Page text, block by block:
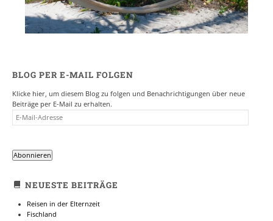
BLOG PER E-MAIL FOLGEN
Klicke hier, um diesem Blog zu folgen und Benachrichtigungen über neue
Beiträge per E-Mail zu erhalten.
E-
MAIL-
Abonnieren
NEUESTE BEITRÄGE
Reisen in der Elternzeit
Fischland